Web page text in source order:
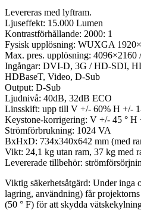
Levereras med lyftram.
Ljuseffekt: 15.000 Lumen
Kontrastförhållande: 2000: 1
Fysisk upplösning: WUXGA
Max. pres. upplösning: 4096×2160
Ingångar: DVI-D, 3G / HD-SDI,
HDBaseT, Video, D-Sub
Output: D-Sub
Ljudnivå: 40dB, 32dB ECO
Linsskift: upp till V +/- 60% H +/-
Keystone-korrigering: V +/- 45 ° H
Strömförbrukning: 1024 VA
BxHxD: 734x340x642 mm (med
Vikt: 24,1 kg utan ram, 37 kg med
Levererade tillbehör:
Viktig säkerhetsåtgärd: Under inga
lagring, användning) får
(50 ° F) för att skydda